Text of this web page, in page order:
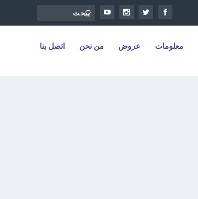
معلومات عروض من نحن اتصل بنا